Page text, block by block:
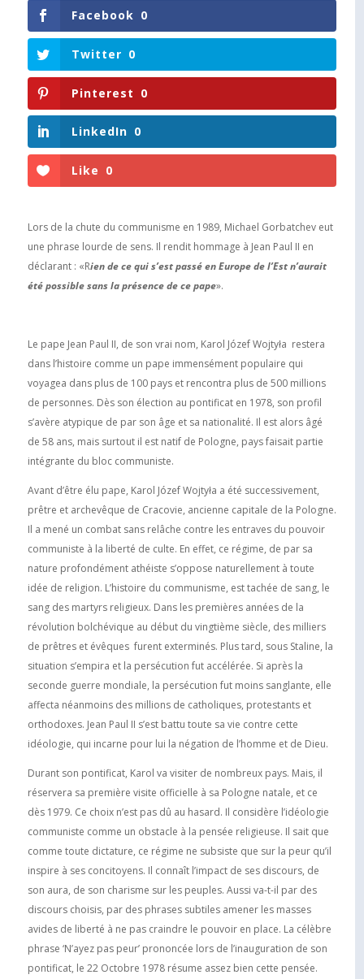
Facebook 0
Twitter 0
Pinterest 0
LinkedIn 0
Like 0
Lors de la chute du communisme en 1989, Michael Gorbatchev eut
une phrase lourde de sens. Il rendit hommage à Jean Paul II en
déclarant : «Rien de ce qui s’est passé en Europe de l’Est n’aurait
été possible sans la présence de ce pape».
Le pape Jean Paul II, de son vrai nom, Karol Józef Wojtyła restera
dans l’histoire comme un pape immensément populaire qui
voyagea dans plus de 100 pays et rencontra plus de 500 millions
de personnes. Dès son élection au pontificat en 1978, son profil
s’avère atypique de par son âge et sa nationalité. Il est alors âgé
de 58 ans, mais surtout il est natif de Pologne, pays faisait partie
intégrante du bloc communiste.
Avant d’être élu pape, Karol Józef Wojtyła a été successivement,
prêtre et archevêque de Cracovie, ancienne capitale de la Pologne.
Il a mené un combat sans relâche contre les entraves du pouvoir
communiste à la liberté de culte. En effet, ce régime, de par sa
nature profondément athéiste s’oppose naturellement à toute
idée de religion. L’histoire du communisme, est tachée de sang, le
sang des martyrs religieux. Dans les premières années de la
révolution bolchévique au début du vingtième siècle, des milliers
de prêtres et évêques furent exterminés. Plus tard, sous Staline, la
situation s’empira et la persécution fut accélérée. Si après la
seconde guerre mondiale, la persécution fut moins sanglante, elle
affecta néanmoins des millions de catholiques, protestants et
orthodoxes. Jean Paul II s’est battu toute sa vie contre cette
idéologie, qui incarne pour lui la négation de l’homme et de Dieu.
Durant son pontificat, Karol va visiter de nombreux pays. Mais, il
réservera sa première visite officielle à sa Pologne natale, et ce
dès 1979. Ce choix n’est pas dû au hasard. Il considère l’idéologie
communiste comme un obstacle à la pensée religieuse. Il sait que
comme toute dictature, ce régime ne subsiste que sur la peur qu’il
inspire à ses concitoyens. Il connaît l’impact de ses discours, de
son aura, de son charisme sur les peuples. Aussi va-t-il par des
discours choisis, par des phrases subtiles amener les masses
avides de liberté à ne pas craindre le pouvoir en place. La célèbre
phrase ‘N’ayez pas peur’ prononcée lors de l’inauguration de son
pontificat, le 22 Octobre 1978 résume assez bien cette pensée.